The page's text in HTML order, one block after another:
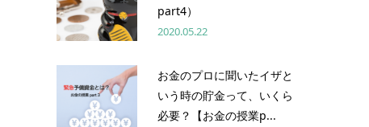
part4）
2020.05.22
お金のプロに聞いたイザと
いう時の貯金って、いくら
必要？【お金の授業p...